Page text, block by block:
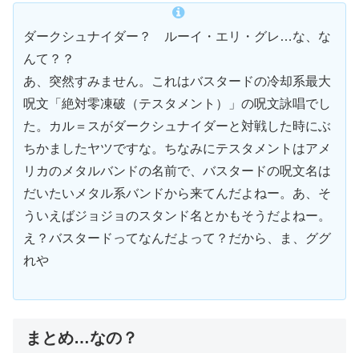
ダークシュナイダー？ ルーイ・エリ・グレ…な、な
んて？？
あ、突然すみません。これはバスタードの冷却系最大
呪文「絶対零凍破（テスタメント）」の呪文詠唱でし
た。カル＝スがダークシュナイダーと対戦した時にぶ
ちかましたヤツですな。ちなみにテスタメントはアメ
リカのメタルバンドの名前で、バスタードの呪文名は
だいたいメタル系バンドから来てんだよねー。あ、そ
ういえばジョジョのスタンド名とかもそうだよねー。
え？バスタードってなんだよって？だから、ま、ググ
れや
まとめ…なの？